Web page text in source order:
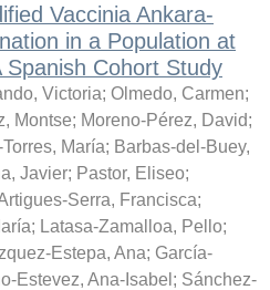
Vaccinia Ankara-
in a Population at
Cohort Study
Victoria; Olmedo, Carmen;
Montse; Moreno-Pérez, David;
María; Barbas-del-Buey,
Javier; Pastor, Eliseo;
Serra, Francisca;
; Latasa-Zamalloa, Pello;
Estepa, Ana; García-
Estevez, Ana-Isabel ; Sánchez-